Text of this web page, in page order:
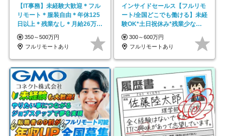
【IT事務】未経験大歓迎＊フル
リモート＊服装自由＊年休125
日以上＊残業なし＊月給26万円
以上
350～500万円
フルリモートあり
インサイドセールス【フルリモ
ート/全国どこでも働ける】未経
験OK*土日祝休み*残業少なめ*
在宅勤務手当あり
300～600万円
フルリモートあり